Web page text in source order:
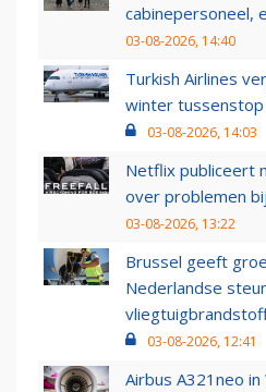
cabinepersoneel,
03-08-2026, 14:40
Turkish Airlines
winter
03-08-2026, 14:03
Netflix publiceert
over problemen
03-08-2026, 13:22
Brussel geeft
Nederlandse
03-08-2026, 12:41
Airbus A321neo